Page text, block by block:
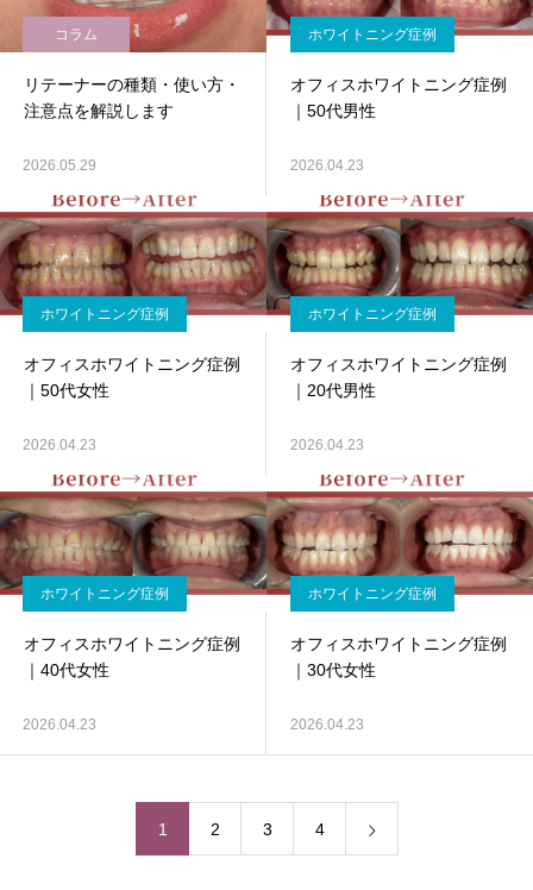
コラム
リテーナーの種類・使い方・
注意点を解説します
2026.05.29
ホワイトニング症例
オフィスホワイトニング症例
｜50代男性
2026.04.23
ホワイトニング症例
オフィスホワイトニング症例
｜50代女性
2026.04.23
ホワイトニング症例
オフィスホワイトニング症例
｜20代男性
2026.04.23
ホワイトニング症例
オフィスホワイトニング症例
｜40代女性
2026.04.23
ホワイトニング症例
オフィスホワイトニング症例
｜30代女性
2026.04.23
1 2 3 4